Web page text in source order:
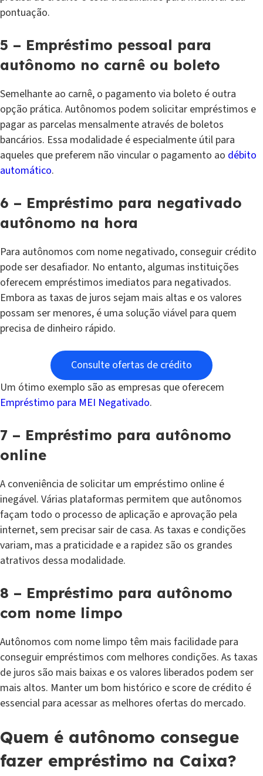
pontuação.
5 – Empréstimo pessoal para
autônomo no carnê ou boleto
Semelhante ao carnê, o pagamento via boleto é outra
opção prática. Autônomos podem solicitar empréstimos e
pagar as parcelas mensalmente através de boletos
bancários. Essa modalidade é especialmente útil para
aqueles que preferem não vincular o pagamento ao débito
automático.
6 – Empréstimo para negativado
autônomo na hora
Para autônomos com nome negativado, conseguir crédito
pode ser desafiador. No entanto, algumas instituições
oferecem empréstimos imediatos para negativados.
Embora as taxas de juros sejam mais altas e os valores
possam ser menores, é uma solução viável para quem
precisa de dinheiro rápido.
Consulte ofertas de crédito
Um ótimo exemplo são as empresas que oferecem
Empréstimo para MEI Negativado.
7 – Empréstimo para autônomo
online
A conveniência de solicitar um empréstimo online é
inegável. Várias plataformas permitem que autônomos
façam todo o processo de aplicação e aprovação pela
internet, sem precisar sair de casa. As taxas e condições
variam, mas a praticidade e a rapidez são os grandes
atrativos dessa modalidade.
8 – Empréstimo para autônomo
com nome limpo
Autônomos com nome limpo têm mais facilidade para
conseguir empréstimos com melhores condições. As taxas
de juros são mais baixas e os valores liberados podem ser
mais altos. Manter um bom histórico e score de crédito é
essencial para acessar as melhores ofertas do mercado.
Quem é autônomo consegue
fazer empréstimo na Caixa?